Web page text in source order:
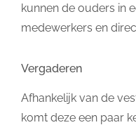
kunnen de ouders in
medewerkers en
Vergaderen
Afhankelijk van de
komt deze een paar